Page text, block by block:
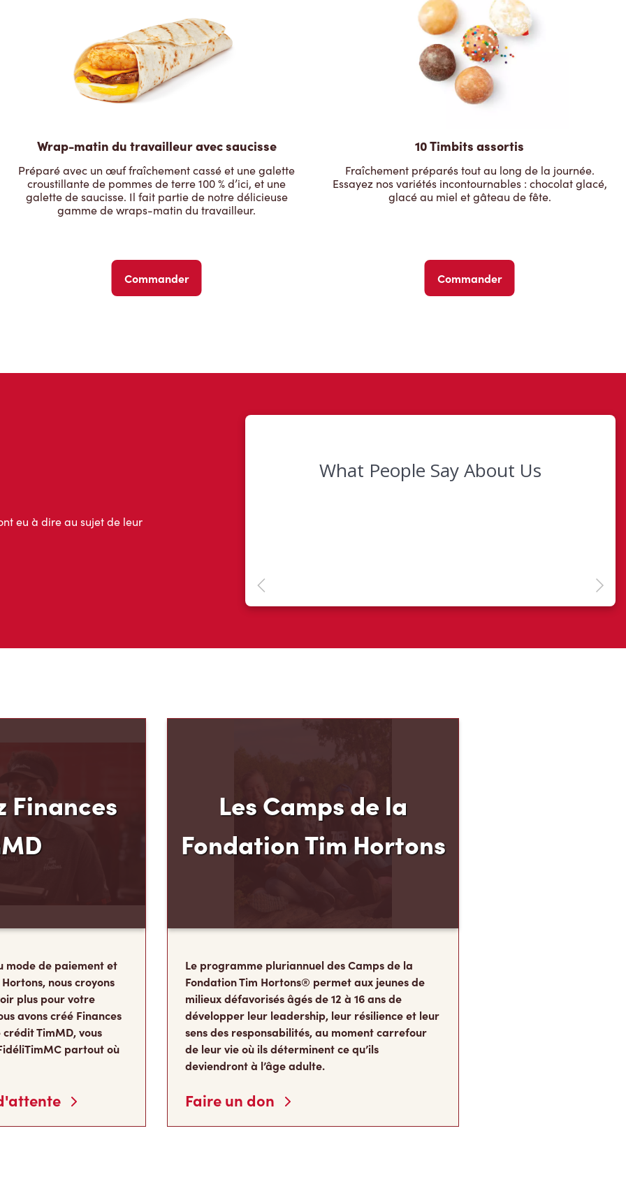
Wrap-matin du travailleur avec saucisse
Préparé avec un œuf fraîchement cassé et une galette
croustillante de pommes de terre 100 % d’ici, et une
galette de saucisse. Il fait partie de notre délicieuse
gamme de wraps-matin du travailleur.
Commander
10 Timbits assortis
Fraîchement préparés tout au long de la journée.
Essayez nos variétés incontournables : chocolat glacé,
glacé au miel et gâteau de fête.
Commander
eu à dire au sujet de leur
Finances
mode de paiement et
nous croyons
plus pour votre
avons créé Finances
TimMD, vous
partout où
Les Camps de la
Fondation Tim Hortons
Le programme pluriannuel des Camps de la
Fondation Tim Hortons® permet aux jeunes de
milieux défavorisés âgés de 12 à 16 ans de
développer leur leadership, leur résilience et leur
sens des responsabilités, au moment carrefour
de leur vie où ils déterminent ce qu’ils
deviendront à l’âge adulte.
Faire un don